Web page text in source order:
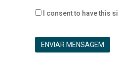
I consent to have this
ENVIAR MENSAGEM